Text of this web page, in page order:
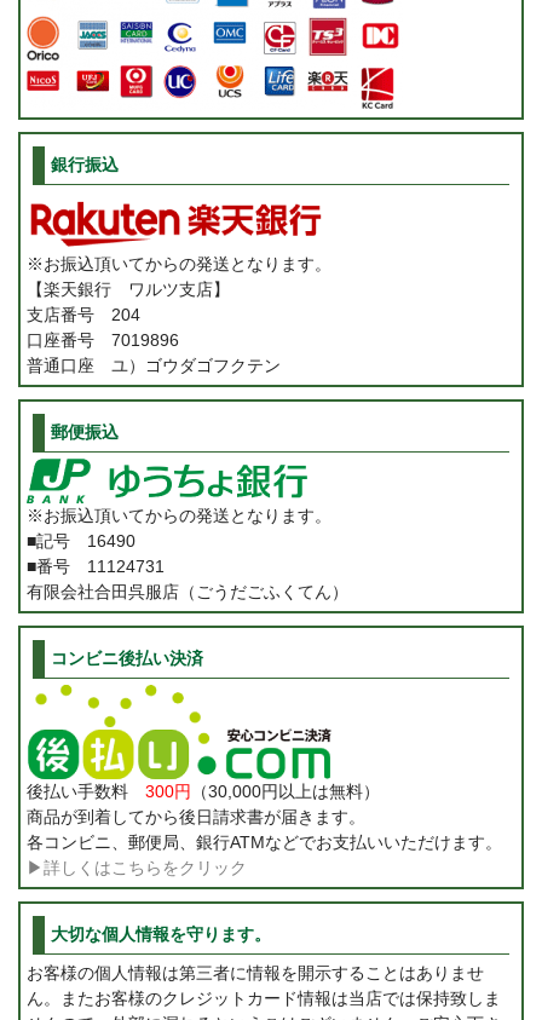
銀行振込
※お振込頂いてからの発送となります。
【楽天銀行 ワルツ支店】
支店番号 204
口座番号 7019896
普通口座 ユ）ゴウダゴフクテン
郵便振込
※お振込頂いてからの発送となります。
■記号 16490
■番号 11124731
有限会社合田呉服店（ごうだごふくてん）
コンビニ後払い決済
後払い手数料 300円
（30,000円以上は無料）
商品が到着してから後日請求書が届きます。
各コンビニ、郵便局、銀行ATMなどでお支払いいただけます。
▶詳しくはこちらをクリック
大切な個人情報を守ります。
お客様の個人情報は第三者に情報を開示することはありませ
ん。またお客様のクレジットカード情報は当店では保持致しま